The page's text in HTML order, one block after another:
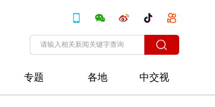
专题 各地
中交视
讯